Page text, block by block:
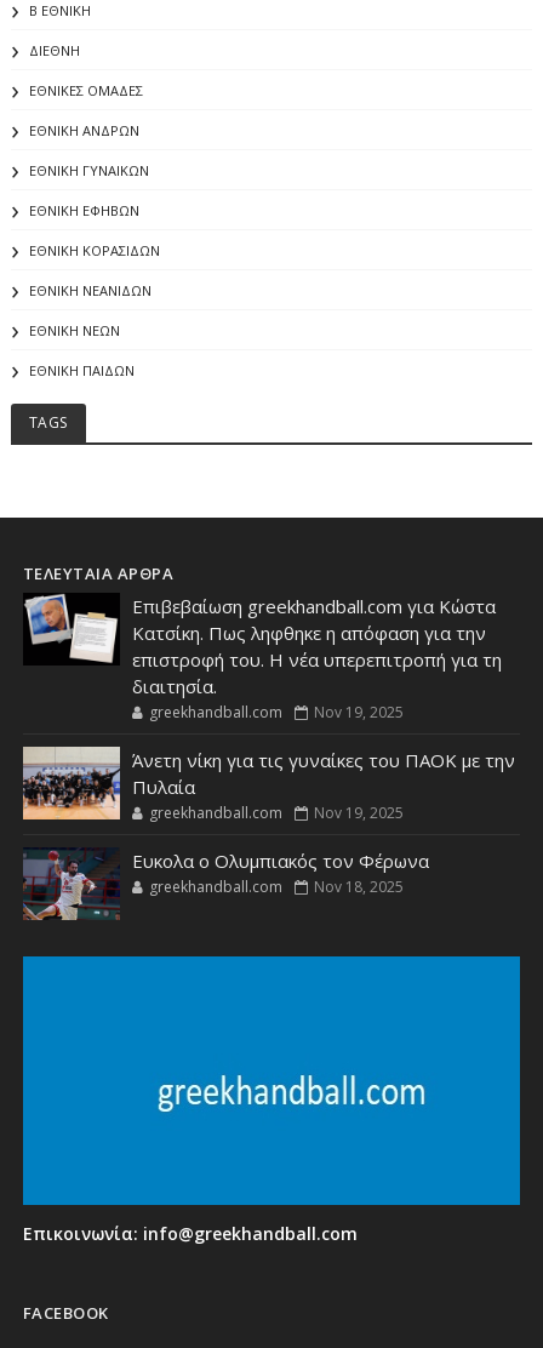
Β ΕΘΝΙΚΗ
ΔΙΕΘΝΗ
ΕΘΝΙΚΕΣ ΟΜΑΔΕΣ
ΕΘΝΙΚΗ ΑΝΔΡΩΝ
ΕΘΝΙΚΗ ΓΥΝΑΙΚΩΝ
ΕΘΝΙΚΗ ΕΦΗΒΩΝ
ΕΘΝΙΚΗ ΚΟΡΑΣΙΔΩΝ
ΕΘΝΙΚΗ ΝΕΑΝΙΔΩΝ
ΕΘΝΙΚΗ ΝΕΩΝ
ΕΘΝΙΚΗ ΠΑΙΔΩΝ
TAGS
ΤΕΛΕΥΤΑΙΑ ΑΡΘΡΑ
Επιβεβαίωση greekhandball.com για Κώστα
Κατσίκη. Πως ληφθηκε η απόφαση για την
επιστροφή του. Η νέα υπερεπιτροπή για τη
διαιτησία.
greekhandball.com Nov 19, 2025
Άνετη νίκη για τις γυναίκες του ΠΑΟΚ με την
Πυλαία
greekhandball.com Nov 19, 2025
Ευκολα ο Ολυμπιακός τον Φέρωνα
greekhandball.com Nov 18, 2025
Επικοινωνία: info@greekhandball.com
FACEBOOK